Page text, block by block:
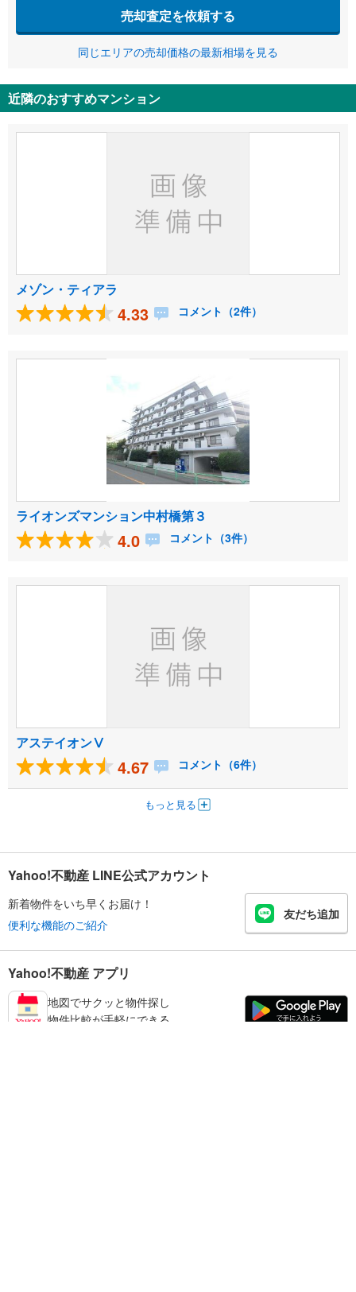
売却査定を依頼する
同じエリアの売却価格の最新相場を見る
近隣のおすすめマンション
メゾン・ティアラ
4.33 コメント（2件）
ライオンズマンション中村橋第３
4.0 コメント（3件）
アステイオンⅤ
4.67 コメント（6件）
もっと見る
Yahoo!不動産 LINE公式アカウント
新着物件をいち早くお届け！
便利な機能のご紹介
友だち追加
Yahoo!不動産 アプリ
地図でサクッと物件探し
物件比較が手軽にできる